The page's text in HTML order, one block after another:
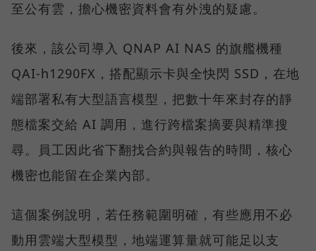
至公有雲，擔心機密資料會有外洩的疑慮。
後來，該公司導入 QNAP AI NAS 的旗艦機種
QAI-h1290FX，搭配顯示卡與全快閃 SSD，在地
端部署私有大型語言模型，把數十年來封存的靜
態檔案交給 AI 調用，進行跨檔案摘要與精準搜
尋。員工因此省下翻找合約與報告的時間，核心
機密也能留在企業內部。
這個案例說明，若任務範圍明確，有些應用不必
動用雲端大型模型，地端運算量就可能足以支